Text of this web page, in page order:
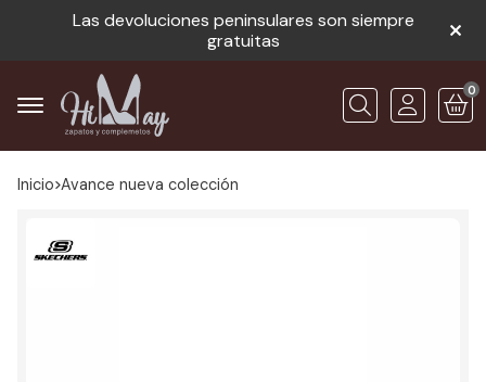
Las devoluciones peninsulares son siempre
gratuitas
Buscar
0
Inicio avance nueva colección